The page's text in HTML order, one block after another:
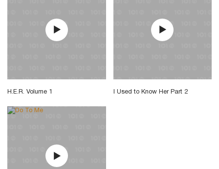
H.E.R. Volume 1 I Used to Know Her Part 2